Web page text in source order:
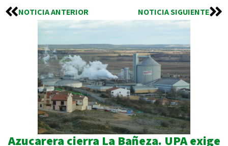
NOTICIA ANTERIOR NOTICIA SIGUIENTE
Azucarera cierra La Bañeza. UPA exige